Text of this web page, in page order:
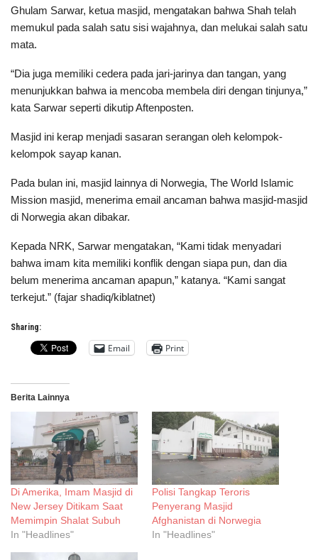
Ghulam Sarwar, ketua masjid, mengatakan bahwa Shah telah
memukul pada salah satu sisi wajahnya, dan melukai salah satu
mata.
“Dia juga memiliki cedera pada jari-jarinya dan tangan, yang
menunjukkan bahwa ia mencoba membela diri dengan tinjunya,”
kata Sarwar seperti dikutip Aftenposten.
Masjid ini kerap menjadi sasaran serangan oleh kelompok-
kelompok sayap kanan.
Pada bulan ini, masjid lainnya di Norwegia, The World Islamic
Mission masjid, menerima email ancaman bahwa masjid-masjid
di Norwegia akan dibakar.
Kepada NRK, Sarwar mengatakan, “Kami tidak menyadari
bahwa imam kita memiliki konflik dengan siapa pun, dan dia
belum menerima ancaman apapun,” katanya. “Kami sangat
terkejut.” (fajar shadiq/kiblatnet)
Sharing:
Email Print
Berita Lainnya
Di Amerika, Imam Masjid di
New Jersey Ditikam Saat
Memimpin Shalat Subuh
In "Headlines"
Polisi Tangkap Teroris
Penyerang Masjid
Afghanistan di Norwegia
In "Headlines"